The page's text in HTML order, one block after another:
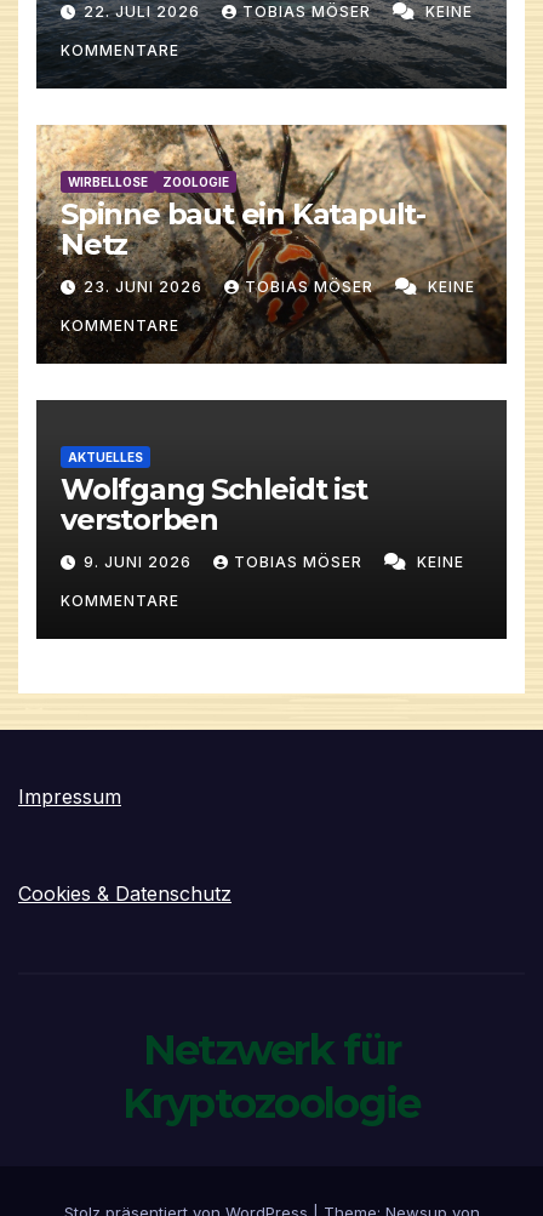
22. JULI 2026 TOBIAS MÖSER KEINE
KOMMENTARE
WIRBELLOSE ZOOLOGIE
Spinne baut ein Katapult-
Netz
23. JUNI 2026 TOBIAS MÖSER KEINE
KOMMENTARE
AKTUELLES
Wolfgang Schleidt ist
verstorben
9. JUNI 2026 TOBIAS MÖSER KEINE
KOMMENTARE
Impressum
Cookies & Datenschutz
Netzwerk für
Kryptozoologie